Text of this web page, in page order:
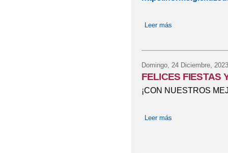
Leer más
Domingo, 24 Diciembre, 2023
FELICES FIESTAS
¡CON NUESTROS
Leer más